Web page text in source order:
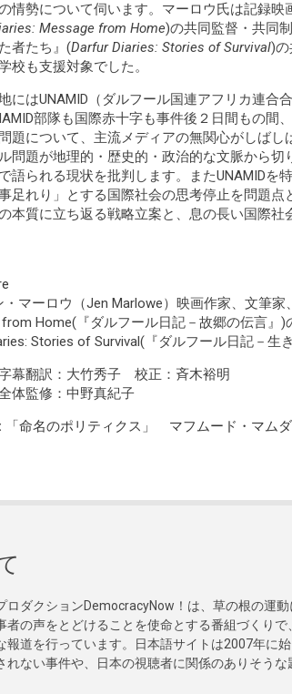
情勢について伺います。マーロウ氏は記録映
Message from Home)の共同監督・共同
者たち』(Darfur Diaries: Stories of Survival)の
校も支援対象でした。
にはUNAMID（ダルフール国連アフリカ連合
部隊も国際赤十字も事件後２日間もの間
題について、主流メディアの無関心がしば
問題が地理的・歴史的・政治的な文脈から
語られる現状を批判します。またUNAMIDを
足れり」とする国際社会の思考停止を問題
本質に立ち返る戦略立案と、息の長い国際
マーロウ（Jen Marlowe）映画作家、文筆家
Home(『ダルフール日記－故郷の伝言』
Stories of Survival(『ダルフール日記－生
幕翻訳：大竹秀子 校正：斉木裕明
体監修：中野真紀子
「命名のポリティクス」 マフムード・マム
ロダクションDemocracyNow！は、草の根の運動
者の声をとどけることを使命とする番組づくりで
報道を行っています。日本語サイトは2007年に
れない事件や、日本の視聴者に関係のありそうな